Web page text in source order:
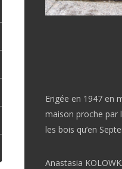
Erigée en 1947 en
maison proche par
les bois qu’en
Anastasia